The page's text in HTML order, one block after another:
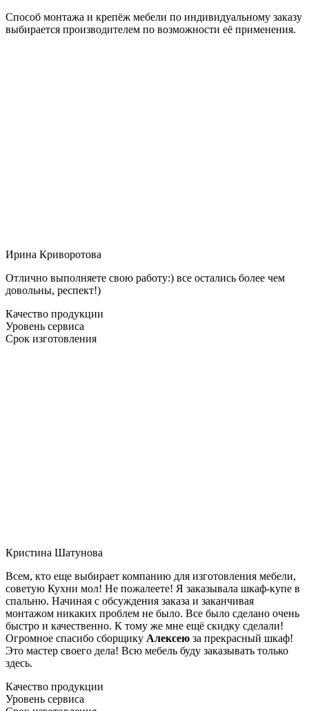
Способ монтажа и крепёж мебели по индивидуальному заказу
выбирается производителем по возможности её применения.
Ирина Криворотова
Отлично выполняете свою работу:) все остались более чем
довольны, респект!)
Качество продукции
Уровень сервиса
Срок изготовления
Кристина Шатунова
Всем, кто еще выбирает компанию для изготовления мебели,
советую Кухни мол! Не пожалеете! Я заказывала шкаф-купе в
спальню. Начиная с обсуждения заказа и заканчивая
монтажом никаких проблем не было. Все было сделано очень
быстро и качественно. К тому же мне ещё скидку сделали!
Огромное спасибо сборщику Алексею за прекрасный шкаф!
Это мастер своего дела! Всю мебель буду заказывать только
здесь.
Качество продукции
Уровень сервиса